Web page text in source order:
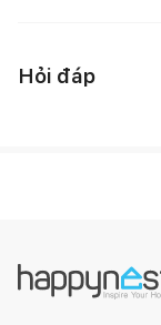
Hỏi đáp